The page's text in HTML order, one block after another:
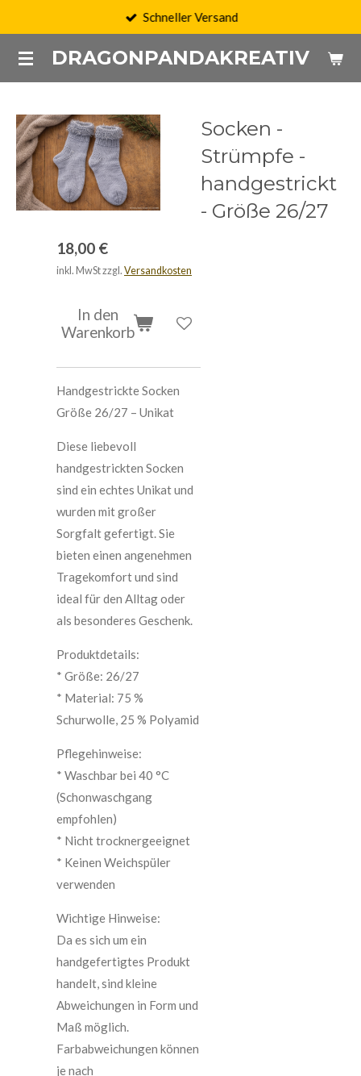
springenDRAGONPANDAKREATIV
Schneller Versand
Socken -
Strümpfe -
handgestrickt
- Größe 26/27
18,00 €
inkl. MwSt zzgl. Versandkosten
In den
Warenkorb
Handgestrickte Socken
Größe 26/27 – Unikat
Diese liebevoll
handgestrickten Socken
sind ein echtes Unikat und
wurden mit großer
Sorgfalt gefertigt. Sie
bieten einen angenehmen
Tragekomfort und sind
ideal für den Alltag oder
als besonderes Geschenk.
Produktdetails:
* Größe: 26/27
* Material: 75 %
Schurwolle, 25 % Polyamid
Pflegehinweise:
* Waschbar bei 40 °C
(Schonwaschgang
empfohlen)
* Nicht trocknergeeignet
* Keinen Weichspüler
verwenden
Wichtige Hinweise:
Da es sich um ein
handgefertigtes Produkt
handelt, sind kleine
Abweichungen in Form und
Maß möglich.
Farbabweichungen können
je nach